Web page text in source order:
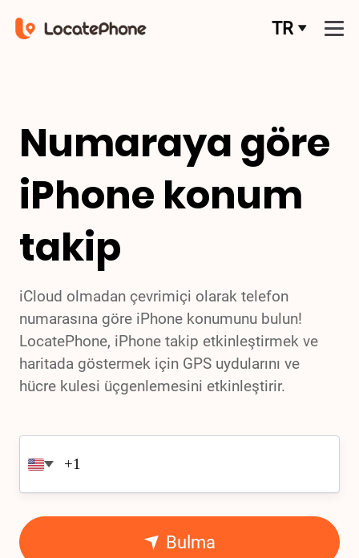
TR
Numaraya göre
iPhone konum
takip
iCloud olmadan çevrimiçi olarak telefon
numarasına göre iPhone konumunu bulun!
LocatePhone, iPhone takip etkinleştirmek ve
haritada göstermek için GPS uydularını ve
hücre kulesi üçgenlemesini etkinleştirir.
Bulma